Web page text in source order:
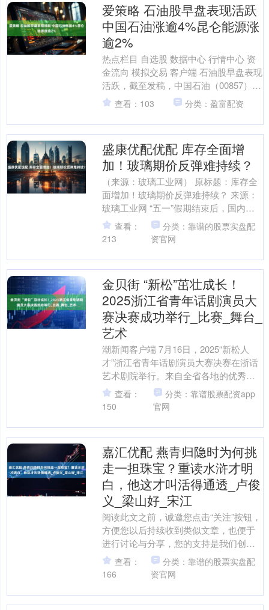
爱策略 石油股早盘表现活跃
中国石油涨逾4%昆仑能源涨
逾2%
热点栏目 自选股 数据中心 行情中心 资
金流向 模拟交易 客户端 石油股早盘表现
活跃，截至发稿，中国石油（00857）上
涨3.95%，报11.06港元；昆仑能源....
查看：103 分类：盈富配资
盛康优配优配 库存全面增
加！玻璃期价反弹难持续？
（来源：玻璃工业网） 原标题：库存全
面增加！玻璃期价反弹难持续？ 来源：
玻璃工业网 “五一”假期结束后，国内玻
璃期货价格有所反弹，但现货市场却呈
现出另一番景象。....
查看：
213
分类：靠谱的股票实盘配
资官网
金贝街 “新松”茁壮成长！
2025浙江省青年话剧演员大
赛决赛成功举行_比赛_舞台_
艺术
潮新闻客户端 7月16日，2025“新松人
才”浙江省青年话剧演员大赛决赛在浙话
艺术剧院举行。来自全省各地的优秀青
年话剧演员用精彩的表演在舞台上展开
激烈角逐，尽情....
查看：
150
分类：靠谱股票配资app
官网
嘉汇优配 燕青归隐时为何挑
走一担珠宝？重读水浒才明
白，他这才叫活得通透_卢俊
义_梁山好_宋江
阅读此文之前，诚邀您点击“关注”按钮，
方便您以后持续收到类似文章，也便于
进行讨论与分享，您的支持是我们创作
的动力源泉~ 文 | 小黑 编辑 | t 在《水浒
传》....
查看：
166
分类：靠谱的股票实盘配
资官网